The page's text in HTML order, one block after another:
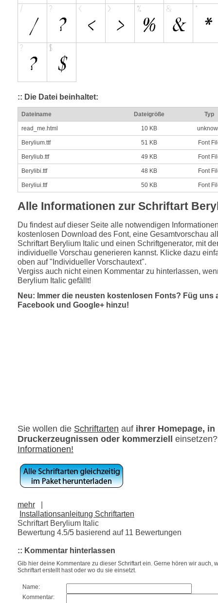
:: Die Datei beinhaltet:
Dateiname Dateigröße Typ
read_me.html 10 KB
Berylium.ttf 51 KB Font
Beryliub.ttf 49 KB Font
Berylibi.ttf 48 KB Font
Beryliui.ttf 50 KB Font
Alle Informationen zur Schriftart
Du findest auf dieser Seite alle notwendigen
kostenlosen Download des Font, eine Gesamtvorschau
Schriftart Berylium Italic und einen Schriftgenerator, mit
individuelle Vorschau generieren kannst. Klicke dazu
oben auf "Individueller Vorschautext".
Vergiss auch nicht einen Kommentar zu hinterlassen,
Berylium Italic gefällt!
Neu: Immer die neusten kostenlosen Fonts? Füg uns
Facebook und Google+ hinzu!
Sie wollen die Schriftarten auf ihrer Homepage, in
Druckerzeugnissen oder kommerziell
Informationen!
mehr
|
Installationsanleitung Schriftarten
Schriftart Berylium Italic
Bewertung 4.5/5 basierend auf 11 Bewertungen
:: Kommentar hinterlassen
Gib hier deine Kommentare zu dieser Schriftart ein. Gerne hören wir auch,
Schriftart erstellt hast oder wo du sie einsetzt.
Name:
Kommentar: